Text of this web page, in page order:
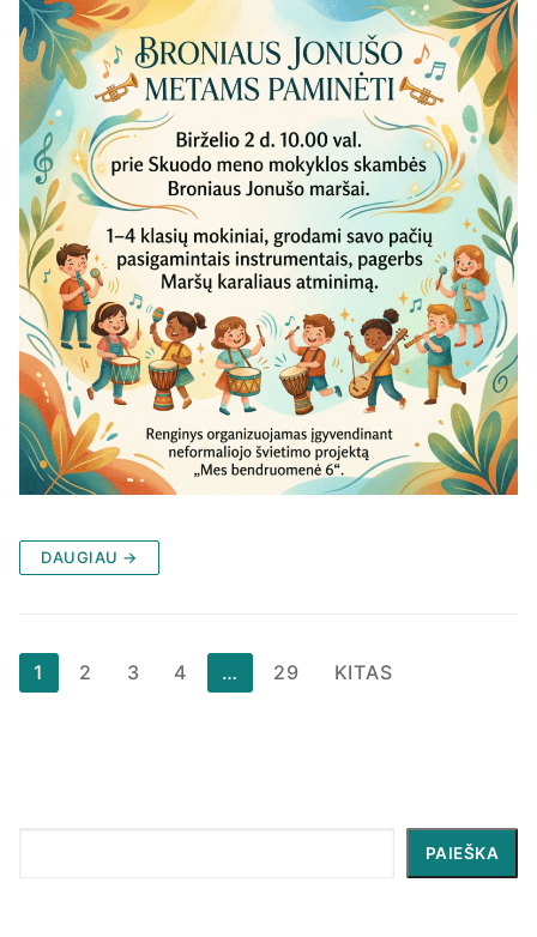
DAUGIAU →
Įrašų
puslapiavimas
1 2 3 4 … 29 KITAS
PAIEŠKA